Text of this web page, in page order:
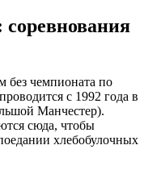
чемпионата по
с 1992 года в
Манчестер).
сюда, чтобы
хлебобулочных